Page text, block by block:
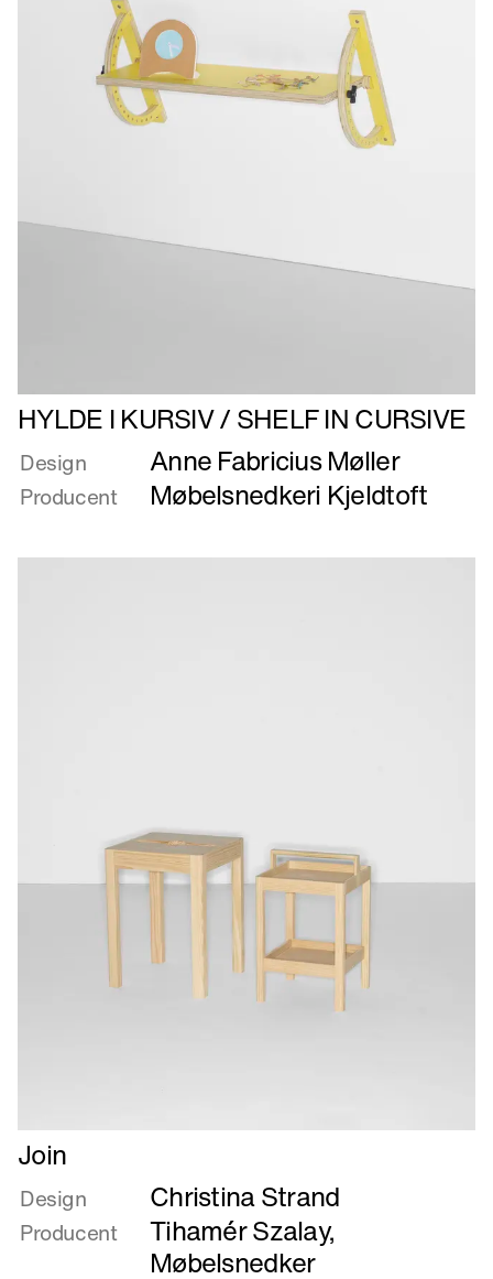
Læs
mere
om
HYLDE
/
HYLDE I KURSIV / SHELF IN CURSIVE
Design Anne Fabricius Møller
Producent Møbelsnedkeri Kjeldtoft
Læs
mere
om
Join
Join
Design Christina Strand
Producent
Tihamér Szalay,
Møbelsnedker